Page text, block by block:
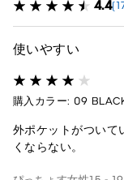
4.4
使いやすい
購入カラー: 09
外ポケットがついて
くならない。